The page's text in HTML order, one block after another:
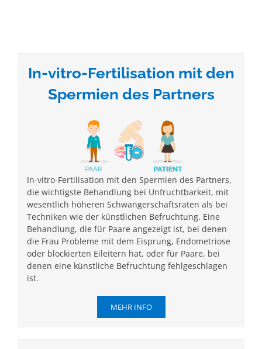
In-vitro-Fertilisation mit den
Spermien des Partners
In-vitro-Fertilisation mit den Spermien des Partners,
die wichtigste Behandlung bei Unfruchtbarkeit, mit
wesentlich höheren Schwangerschaftsraten als bei
Techniken wie der künstlichen Befruchtung. Eine
Behandlung, die für Paare angezeigt ist, bei denen
die Frau Probleme mit dem Eisprung, Endometriose
oder blockierten Eileitern hat, oder für Paare, bei
denen eine künstliche Befruchtung fehlgeschlagen
ist.
MEHR INFO